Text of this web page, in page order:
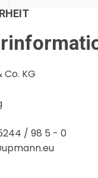
KG
/ 98 5 - 0